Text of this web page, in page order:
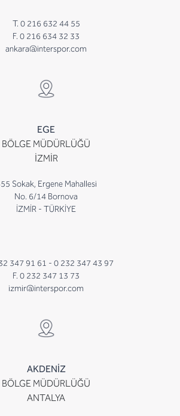
T. 0 216 632 44 55
F. 0 216 634 32 33
ankara@interspor.com
EGE
BÖLGE MÜDÜRLÜĞÜ
İZMİR
Sokak, Ergene Mahallesi
No. 6/14 Bornova
İZMİR - TÜRKİYE
347 91 61 - 0 232 347 43 97
F. 0 232 347 13 73
izmir@interspor.com
AKDENİZ
BÖLGE MÜDÜRLÜĞÜ
ANTALYA